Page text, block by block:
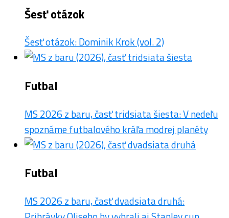
Šesť otázok
Šesť otázok: Dominik Krok (vol. 2)
Futbal
MS 2026 z baru, časť tridsiata šiesta: V nedeľu
spoznáme futbalového kráľa modrej planéty
Futbal
MS 2026 z baru, časť dvadsiata druhá: